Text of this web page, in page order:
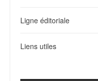
Ligne éditoriale
Liens utiles